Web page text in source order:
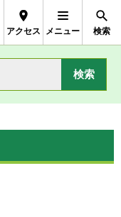
アクセス メニュー 検索